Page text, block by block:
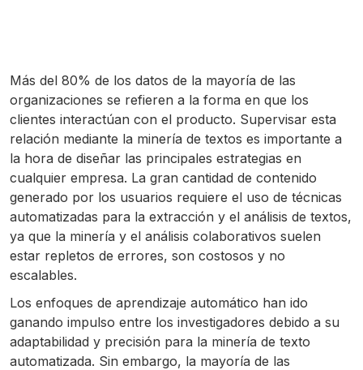
Más del 80% de los datos de la mayoría de las
organizaciones se refieren a la forma en que los
clientes interactúan con el producto. Supervisar esta
relación mediante la minería de textos es importante a
la hora de diseñar las principales estrategias en
cualquier empresa. La gran cantidad de contenido
generado por los usuarios requiere el uso de técnicas
automatizadas para la extracción y el análisis de textos,
ya que la minería y el análisis colaborativos suelen
estar repletos de errores, son costosos y no
escalables.
Los enfoques de aprendizaje automático han ido
ganando impulso entre los investigadores debido a su
adaptabilidad y precisión para la minería de texto
automatizada. Sin embargo, la mayoría de las